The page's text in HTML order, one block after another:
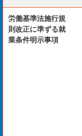
労働基準法施行規
則改正に準ずる就
業条件明示事項